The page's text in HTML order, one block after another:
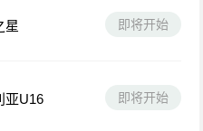
星 即将开始
亚U16 即将开始